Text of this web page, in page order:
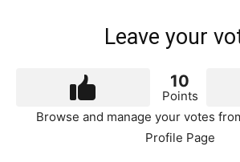
Leave your
10
Points
Browse and manage your votes
Profile Page